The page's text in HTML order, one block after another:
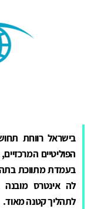
בישראל רווחת
הפוליטיים
בעמדת מתווכת
לה אינטרס
לתהליך קטנה מאוד.